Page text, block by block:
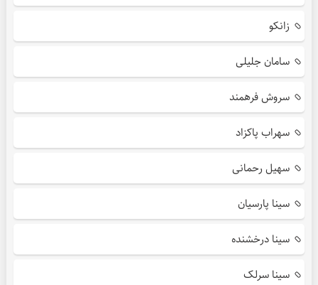
زانکو
سامان جلیلی
سروش فرهمند
سهراب پاکزاد
سهیل رحمانی
سینا پارسیان
سینا درخشنده
سینا سرلک